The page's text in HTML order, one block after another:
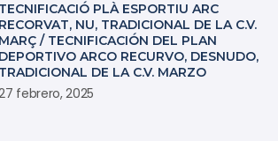
TECNIFICACIÓ PLÀ ESPORTIU ARC
RECORVAT, NU, TRADICIONAL DE LA C.V.
MARÇ / TECNIFICACIÓN DEL PLAN
DEPORTIVO ARCO RECURVO, DESNUDO,
TRADICIONAL DE LA C.V. MARZO
febrero, 2025